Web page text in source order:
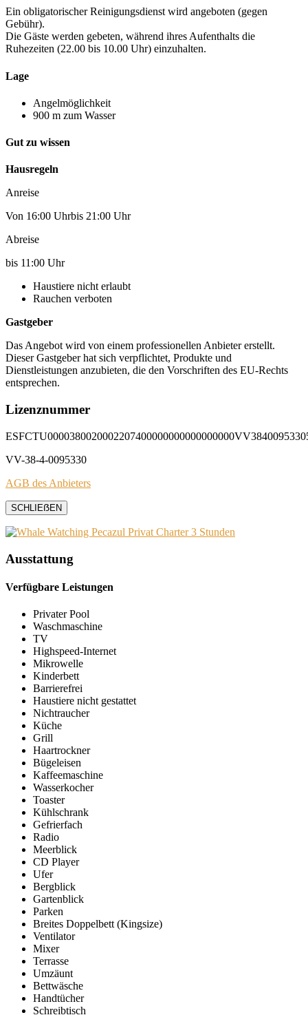
Ein obligatorischer Reinigungsdienst wird angeboten (gegen
Gebühr).
Die Gäste werden gebeten, während ihres Aufenthalts die
Ruhezeiten (22.00 bis 10.00 Uhr) einzuhalten.
Lage
Angelmöglichkeit
900 m zum Wasser
Gut zu wissen
Hausregeln
Anreise
Von 16:00 Uhrbis 21:00 Uhr
Abreise
bis 11:00 Uhr
Haustiere nicht erlaubt
Rauchen verboten
Gastgeber
Das Angebot wird von einem professionellen Anbieter erstellt.
Dieser Gastgeber hat sich verpflichtet, Produkte und
Dienstleistungen anzubieten, die den Vorschriften des EU-Rechts
entsprechen.
Lizenznummer
VV-38-4-0095330
AGB des Anbieters
SCHLIEẞEN
Ausstattung
Verfügbare Leistungen
Privater Pool
Waschmaschine
TV
Highspeed-Internet
Mikrowelle
Kinderbett
Barrierefrei
Haustiere nicht gestattet
Nichtraucher
Küche
Grill
Haartrockner
Bügeleisen
Kaffeemaschine
Wasserkocher
Toaster
Kühlschrank
Gefrierfach
Radio
Meerblick
CD Player
Ufer
Bergblick
Gartenblick
Parken
Breites Doppelbett (Kingsize)
Ventilator
Mixer
Terrasse
Umzäunt
Bettwäsche
Handtücher
Schreibtisch